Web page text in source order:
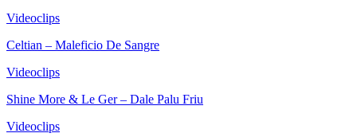
Videoclips
Celtian – Maleficio De Sangre
Videoclips
Shine More & Le Ger – Dale Palu Friu
Videoclips